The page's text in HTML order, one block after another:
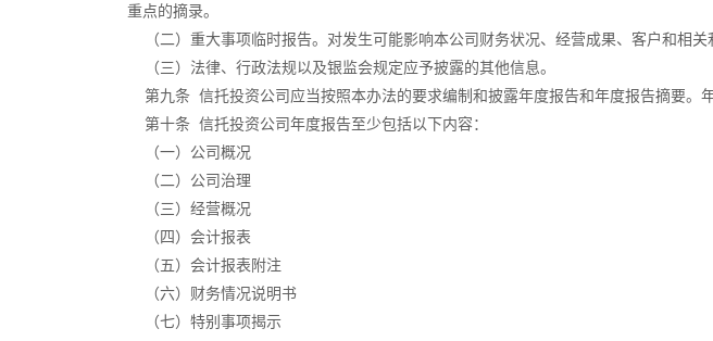
重点的摘录。
（二）重大事项临时报告。对发生可能影响本公司财务状况、经营成果、客户和相
（三）法律、行政法规以及银监会规定应予披露的其他信息。
第九条 信托投资公司应当按照本办法的要求编制和披露年度报告和年度报告摘要。
第十条 信托投资公司年度报告至少包括以下内容：
（一）公司概况
（二）公司治理
（三）经营概况
（四）会计报表
（五）会计报表附注
（六）财务情况说明书
（七）特别事项揭示